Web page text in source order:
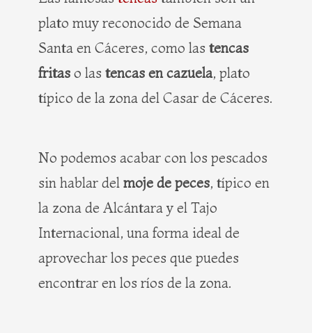
plato muy reconocido de Semana
Santa en Cáceres, como las tencas
fritas o las tencas en cazuela, plato
típico de la zona del Casar de Cáceres.
No podemos acabar con los pescados
sin hablar del moje de peces, típico en
la zona de Alcántara y el Tajo
Internacional, una forma ideal de
aprovechar los peces que puedes
encontrar en los ríos de la zona.